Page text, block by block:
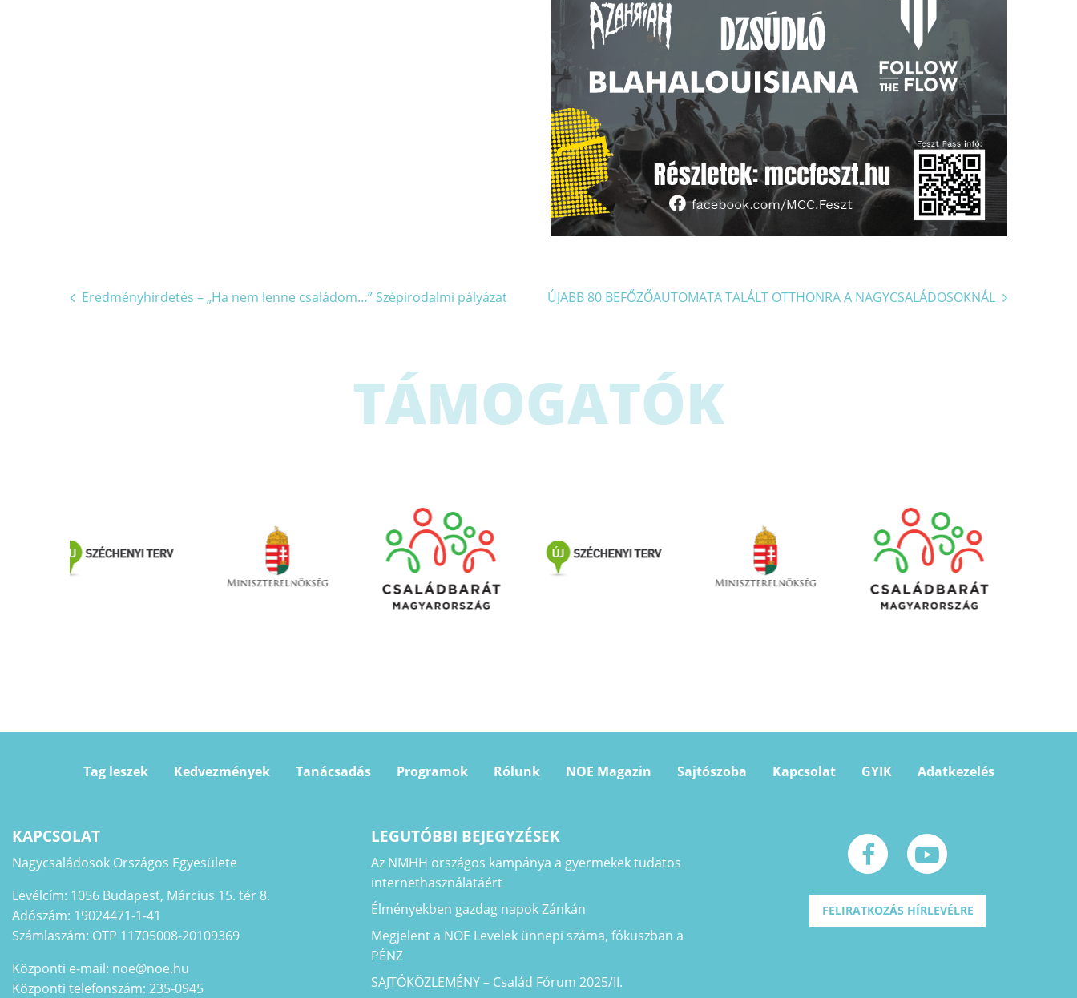
Bejegyzés
Eredményhirdetés – „Ha nem lenne családom…” Szépirodalmi pályázat ÚJABB 80 BEFŐZŐAUTOMATA TALÁLT OTTHONRA A NAGYCSALÁDOSOKNÁL
TÁMOGATÓK
Tag leszek Kedvezmények Tanácsadás Programok Rólunk NOE Magazin Sajtószoba Kapcsolat GYIK Adatkezelés
KAPCSOLAT
Nagycsaládosok Országos Egyesülete
Levélcím: 1056 Budapest, Március 15. tér 8.
Adószám: 19024471-1-41
Számlaszám: OTP 11705008-20109369
Központi e-mail: noe@noe.hu
Központi telefonszám: 235-0945
LEGUTÓBBI BEJEGYZÉSEK
Az NMHH országos kampánya a gyermekek tudatos
internethasználatáért
Élményekben gazdag napok Zánkán
Megjelent a NOE Levelek ünnepi száma, fókuszban a
PÉNZ
SAJTÓKÖZLEMÉNY – Család Fórum 2025/II.
FELIRATKOZÁS HÍRLEVÉLRE